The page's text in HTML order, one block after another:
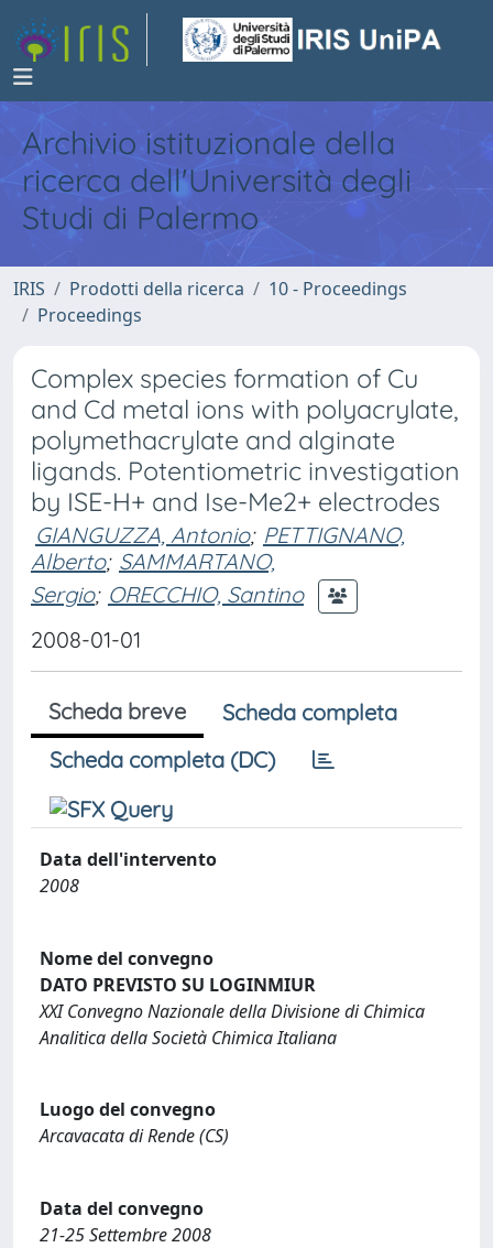
Archivio istituzionale della
ricerca dell'Università degli
Studi di Palermo
IRIS Prodotti della ricerca
10 - Proceedings
Proceedings
Complex species formation of Cu
and Cd metal ions with polyacrylate,
polymethacrylate and alginate
ligands. Potentiometric investigation
by ISE-H+ and Ise-Me2+ electrodes
GIANGUZZA, Antonio; PETTIGNANO,
Alberto; SAMMARTANO,
Sergio; ORECCHIO, Santino
2008-01-01
Scheda breve
Scheda completa
Scheda completa (DC)
Data dell'intervento
2008
Nome del convegno
DATO PREVISTO SU LOGINMIUR
XXI Convegno Nazionale della Divisione di Chimica
Analitica della Società Chimica Italiana
Luogo del convegno
Arcavacata di Rende (CS)
Data del convegno
21-25 Settembre 2008